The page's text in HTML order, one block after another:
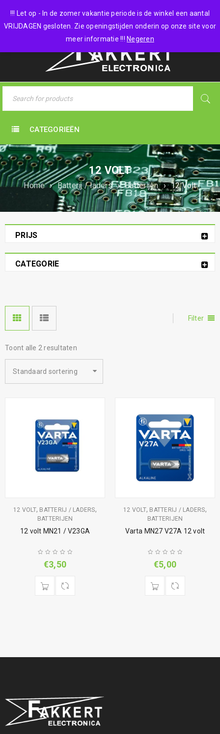
!!! Let op - In de zomer vakantie periode is de winkel een aantal
VRIJDAGEN gesloten. Zie openingstijden onderin op onze site voor
meer informatie !!! Negeren
0 items - €0,00
CATEGORIEËN
12 VOLT
Home › Batterij / laders › Batterijen › 12 Volt
PRIJS
CATEGORIE
Filter
Toont alle 2 resultaten
Standaard sortering
12 VOLT, BATTERIJ / LADERS,
BATTERIJEN
12 volt MN21 / V23GA
€3,50
12 VOLT, BATTERIJ / LADERS,
BATTERIJEN
Varta MN27 V27A 12 volt
€5,00